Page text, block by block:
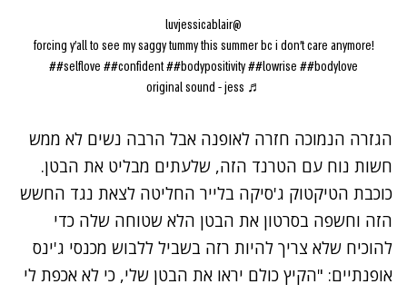
@luvjessicablair
forcing y’all to see my saggy tummy this summer bc i don’t care anymore!
##selflove ##confident##bodypositivity##lowrise ##bodylove
♬ original sound - jess
הגזרה הנמוכה חזרה לאופנה אבל הרבה נשים לא ממש
חשות נוח עם הטרנד הזה, שלעתים מבליט את הבטן.
כוכבת הטיקטוק ג'סיקה בלייר החליטה לצאת נגד החשש
הזה וחשפה בסרטון את הבטן הלא שטוחה שלה כדי
להוכיח שלא צריך להיות רזה בשביל ללבוש מכנסי ג'ינס
אופנתיים: "הקיץ כולם יראו את הבטן שלי, כי לא אכפת לי